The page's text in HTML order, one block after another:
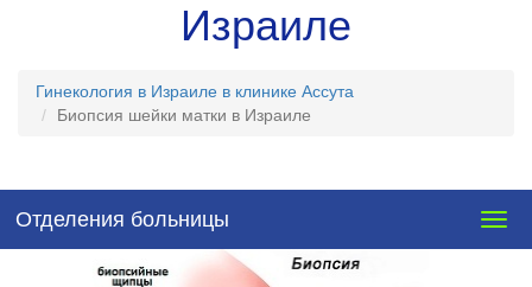
Израиле
Гинекология в Израиле в клинике Ассута
Биопсия шейки матки в Израиле
Отделения больницы